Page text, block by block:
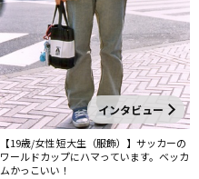
インタビュー
【19歳/女性 短大生（服飾）】サッカーの
ワールドカップにハマっています。ベッカ
ムかっこいい！